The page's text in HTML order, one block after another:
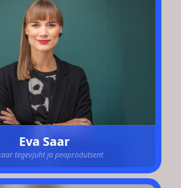
Eva Saar
tegevjuht ja peaprodutsent